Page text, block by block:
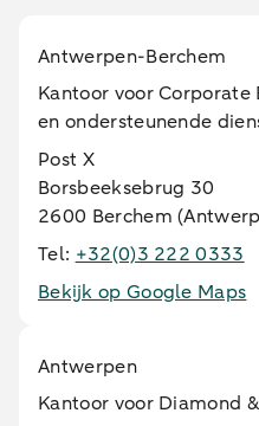
Antwerpen-Berchem
Kantoor voor
en ondersteunende
Post X
Borsbeeksebrug 30
2600 Berchem
Tel: +32(0)3 222 0333
Bekijk op Google Maps
Antwerpen
Kantoor voor Diamond